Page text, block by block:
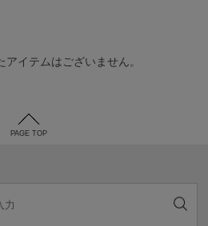
イテムはございません。
PAGE TOP